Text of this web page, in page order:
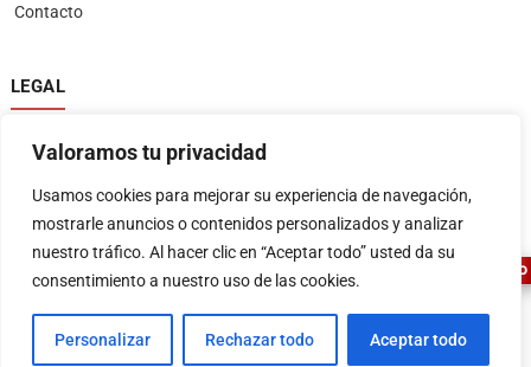
Valoramos tu privacidad
Usamos cookies para mejorar su experiencia de navegación,
mostrarle anuncios o contenidos personalizados y analizar
nuestro tráfico. Al hacer clic en “Aceptar todo” usted da su
consentimiento a nuestro uso de las cookies.
Personalizar Rechazar todo Aceptar todo
Contacto
LEGAL
Política de privacidad
Política de devoluciones y reembolsos
Términos y condiciones
FERRETERIA EL ARROYO | Diseñado por:Tema Freesia| © 2026WordPress
ASESOR FERRETERO